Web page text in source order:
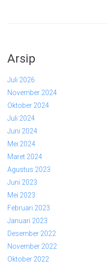
Arsip
Juli 2026
November 2024
Oktober 2024
Juli 2024
Juni 2024
Mei 2024
Maret 2024
Agustus 2023
Juni 2023
Mei 2023
Februari 2023
Januari 2023
Desember 2022
November 2022
Oktober 2022